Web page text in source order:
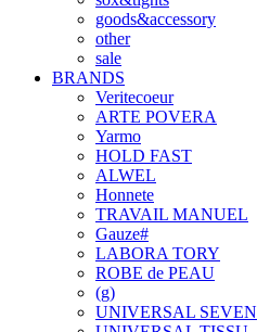
goods&accessory
other
sale
BRANDS
Veritecoeur
ARTE POVERA
Yarmo
HOLD FAST
ALWEL
Honnete
TRAVAIL MANUEL
Gauze#
LABORA TORY
ROBE de PEAU
(g)
UNIVERSAL SEVEN